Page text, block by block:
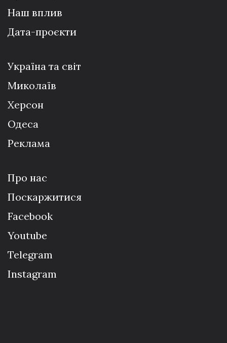
Наш вплив
Дата-проєкти
Україна та світ
Миколаїв
Херсон
Одеса
Реклама
Про нас
Поскаржитися
Facebook
Youtube
Telegram
Instagram